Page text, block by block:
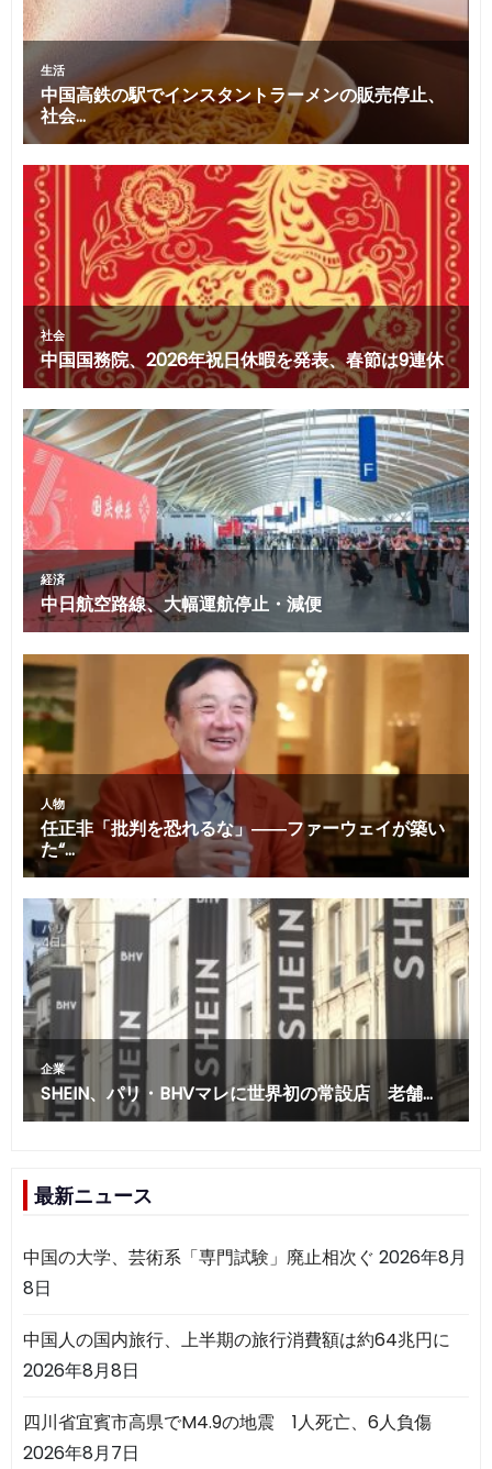
最新ニュース
中国の大学、芸術系「専門試験」廃止相次ぐ 2026年8月
8日
中国人の国内旅行、上半期の旅行消費額は約64兆円に
2026年8月8日
四川省宜賓市高県でM4.9の地震 1人死亡、6人負傷
2026年8月7日